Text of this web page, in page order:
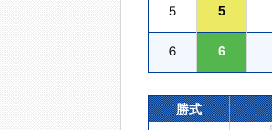
５ 5
６ 6
勝式